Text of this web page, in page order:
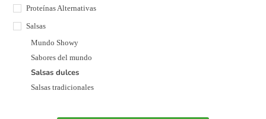
Proteínas Alternativas
Salsas
Mundo Showy
Sabores del mundo
Salsas dulces
Salsas tradicionales